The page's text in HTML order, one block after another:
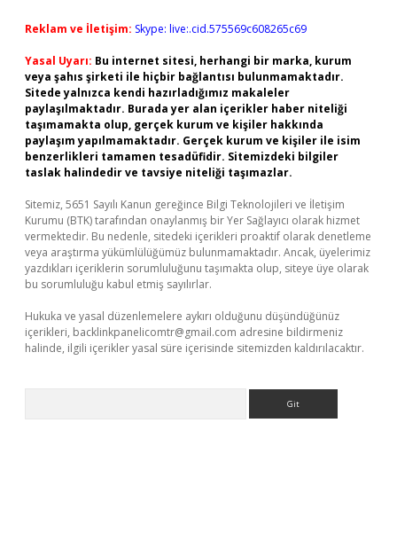
Reklam ve İletişim: Skype: live:.cid.575569c608265c69
Yasal Uyarı: Bu internet sitesi, herhangi bir marka, kurum
veya şahıs şirketi ile hiçbir bağlantısı bulunmamaktadır.
Sitede yalnızca kendi hazırladığımız makaleler
paylaşılmaktadır. Burada yer alan içerikler haber niteliği
taşımamakta olup, gerçek kurum ve kişiler hakkında
paylaşım yapılmamaktadır. Gerçek kurum ve kişiler ile isim
benzerlikleri tamamen tesadüfidir. Sitemizdeki bilgiler
taslak halindedir ve tavsiye niteliği taşımazlar.
Sitemiz, 5651 Sayılı Kanun gereğince Bilgi Teknolojileri ve İletişim
Kurumu (BTK) tarafından onaylanmış bir Yer Sağlayıcı olarak hizmet
vermektedir. Bu nedenle, sitedeki içerikleri proaktif olarak denetleme
veya araştırma yükümlülüğümüz bulunmamaktadır. Ancak, üyelerimiz
yazdıkları içeriklerin sorumluluğunu taşımakta olup, siteye üye olarak
bu sorumluluğu kabul etmiş sayılırlar.
Hukuka ve yasal düzenlemelere aykırı olduğunu düşündüğünüz
içerikleri, backlinkpanelicomtr@gmail.com adresine bildirmeniz
halinde, ilgili içerikler yasal süre içerisinde sitemizden kaldırılacaktır.